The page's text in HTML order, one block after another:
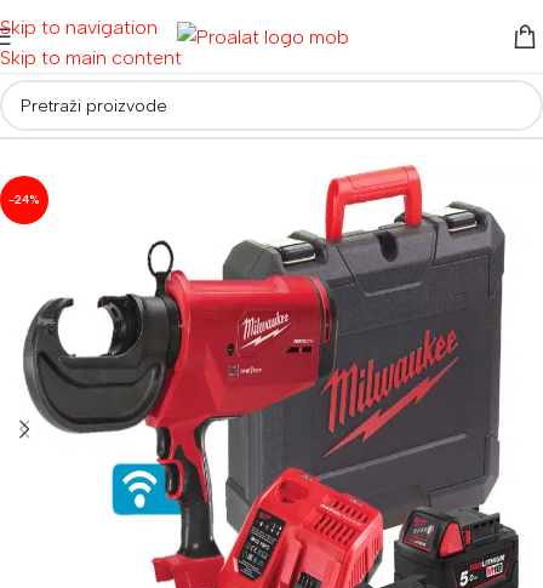
Skip to navigation
Skip to main content
Početna/ Akumulatorski alati
-24%